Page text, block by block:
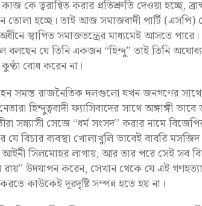
কে ত্বরান্বিত করার প্রতিশ্রুতি দেওয়া হচ্ছে,
তোলা হচ্ছে। তাই আজ সমাজবাদী পার্টি
অধীনে স্থাপিত সমাজতন্ত্রের মাধ্যমেই আসতে
বলছেন যে তিনি একজন “হিন্দু” তাই তিনি
বোধ করেন না।
সমস্ত রাজনৈতিক দলগুলো যখন জনগণের সাথে
হিন্দুত্ববাদী ফ্যাসিবাদের সাথে অঙ্গাঙ্গী
সন্ন্যাসী সেজে “ধর্ম সংসদ” করার নামে
বিচার ব্যবস্থা খোলাখুলি ভাবেই বাবরি
আইনী সিলমোহর লাগায়, আর তার পরে সেই সব
উদযাপন করেন, সেখান থেকে যে এই
কাউকেই দূরদৃষ্টি সম্পন্ন হতে হয় না।